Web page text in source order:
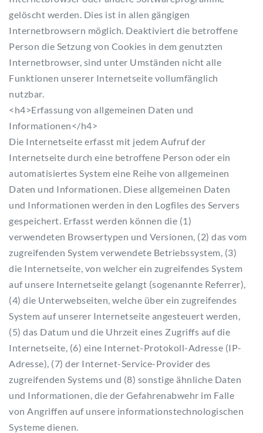
gelöscht werden. Dies ist in allen gängigen
Internetbrowsern möglich. Deaktiviert die betroffene
Person die Setzung von Cookies in dem genutzten
Internetbrowser, sind unter Umständen nicht alle
Funktionen unserer Internetseite vollumfänglich
nutzbar.
<h4>Erfassung von allgemeinen Daten und
Informationen</h4>
Die Internetseite erfasst mit jedem Aufruf der
Internetseite durch eine betroffene Person oder ein
automatisiertes System eine Reihe von allgemeinen
Daten und Informationen. Diese allgemeinen Daten
und Informationen werden in den Logfiles des Servers
gespeichert. Erfasst werden können die (1)
verwendeten Browsertypen und Versionen, (2) das vom
zugreifenden System verwendete Betriebssystem, (3)
die Internetseite, von welcher ein zugreifendes System
auf unsere Internetseite gelangt (sogenannte Referrer),
(4) die Unterwebseiten, welche über ein zugreifendes
System auf unserer Internetseite angesteuert werden,
(5) das Datum und die Uhrzeit eines Zugriffs auf die
Internetseite, (6) eine Internet-Protokoll-Adresse (IP-
Adresse), (7) der Internet-Service-Provider des
zugreifenden Systems und (8) sonstige ähnliche Daten
und Informationen, die der Gefahrenabwehr im Falle
von Angriffen auf unsere informationstechnologischen
Systeme dienen.